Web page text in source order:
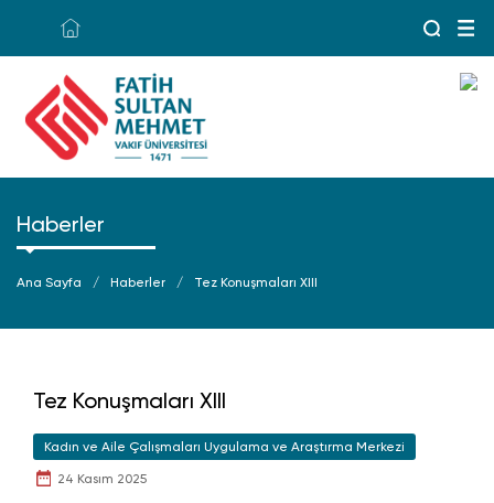
Haberler
Ana Sayfa Haberler Tez Konuşmaları XIII
Tez Konuşmaları XIII
Kadın ve Aile Çalışmaları Uygulama ve Araştırma Merkezi
24 Kasım 2025